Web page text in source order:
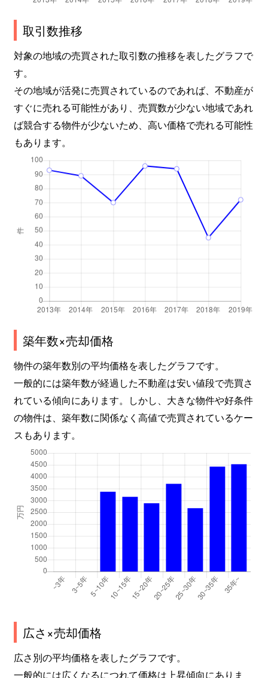
取引数推移
対象の地域の売買された取引数の推移を表したグラフで
す。
その地域が活発に売買されているのであれば、不動産が
すぐに売れる可能性があり、売買数が少ない地域であれ
ば競合する物件が少ないため、高い価格で売れる可能性
もあります。
築年数×売却価格
物件の築年数別の平均価格を表したグラフです。
一般的には築年数が経過した不動産は安い値段で売買さ
れている傾向にあります。しかし、大きな物件や好条件
の物件は、築年数に関係なく高値で売買されているケー
スもあります。
広さ×売却価格
広さ別の平均価格を表したグラフです。
一般的には広くなるにつれて価格は上昇傾向にありま